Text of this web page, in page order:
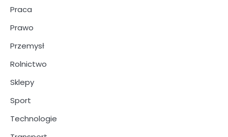
Praca
Prawo
Przemysł
Rolnictwo
Sklepy
Sport
Technologie